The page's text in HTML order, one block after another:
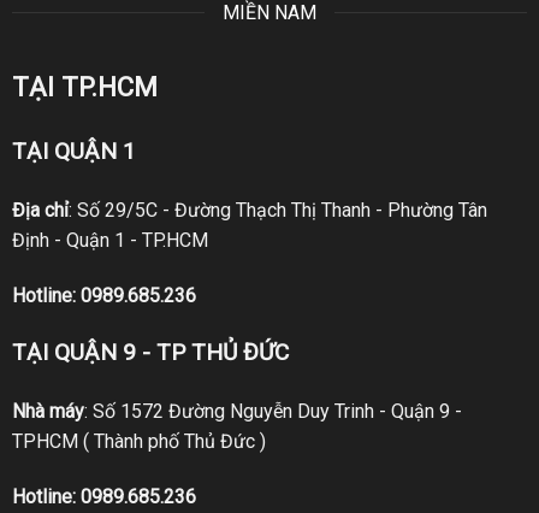
MIỀN NAM
TẠI TP.HCM
TẠI QUẬN 1
Địa chỉ: Số 29/5C - Đường Thạch Thị Thanh - Phường Tân
Định - Quận 1 - TP.HCM
Hotline: 0989.685.236
TẠI QUẬN 9 - TP THỦ ĐỨC
Nhà máy: Số 1572 Đường Nguyễn Duy Trinh - Quận 9 -
TPHCM ( Thành phố Thủ Đức )
Hotline: 0989.685.236